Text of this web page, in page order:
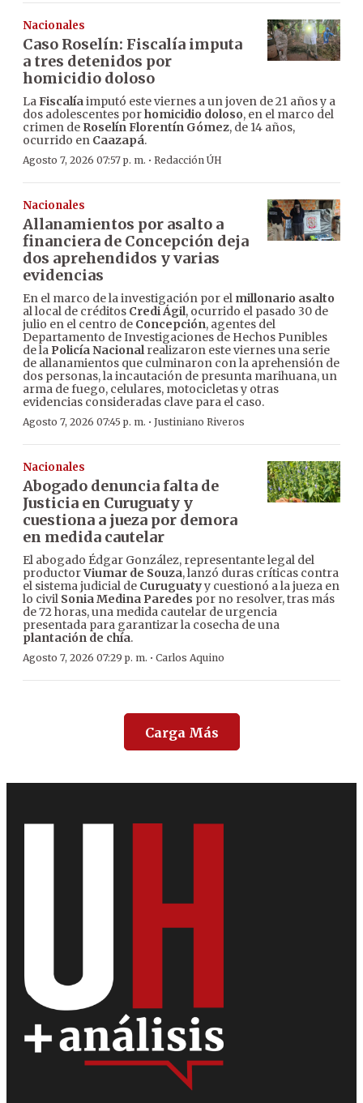
Nacionales
Caso Roselín: Fiscalía imputa
a tres detenidos por
homicidio doloso
LaFiscalíaimputó este viernes a un joven de 21 años y a
dos adolescentes porhomicidio doloso, en el marco del
crimen de Roselín Florentín Gómez, de 14 años,
ocurrido en Caazapá.
Agosto 7, 2026 07:57 p. m. · Redacción ÚH
Nacionales
Allanamientos por asalto a
financiera de Concepción deja
dos aprehendidos y varias
evidencias
En el marco de la investigación por el millonario asalto
al local de créditos Credi Ágil, ocurrido el pasado 30 de
julio en el centro de Concepción, agentes del
Departamento de Investigaciones de Hechos Punibles
de la Policía Nacionalrealizaron este viernes una serie
de allanamientos que culminaron con la aprehensión de
dos personas, la incautación de presunta marihuana, un
arma de fuego, celulares, motocicletas y otras
evidencias consideradas clave para el caso.
Agosto 7, 2026 07:45 p. m. · Justiniano Riveros
Nacionales
Abogado denuncia falta de
Justicia en Curuguaty y
cuestiona a jueza por demora
en medida cautelar
El abogado Édgar González, representante legal del
productorViumar de Souza, lanzó duras críticas contra
el sistema judicial de Curuguatyy cuestionó a la jueza en
lo civil Sonia Medina Paredes por no resolver, tras más
de 72 horas, una medida cautelar de urgencia
presentada para garantizar la cosecha de una
plantación de chía.
Agosto 7, 2026 07:29 p. m. · Carlos Aquino
Carga Más